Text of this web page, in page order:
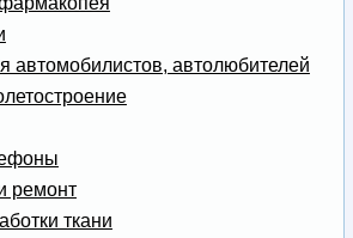
автомобилистов, автолюбителей
ремонт
ткани